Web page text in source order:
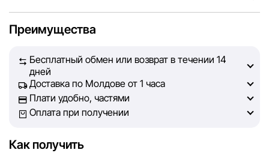
наших покупателей. Каждый день мы работаем над тем,
на сайте, была максимально полной, объективной и
актуальной. Наша цель — обеспечить вас достоверной
информацией, чтобы вы смогли принять лучшее
решение о покупке.
не может гарантировать абсолютную точность всех
Преимущества
Бесплатный обмен или возврат в течении 14
дней
Доставка по Молдове от 1 часа
Плати удобно, частями
Оплата при получении
Как получить